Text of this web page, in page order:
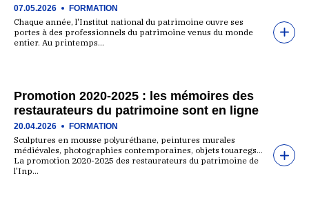
07.05.2026 FORMATION
Chaque année, l'Institut national du patrimoine ouvre ses
portes à des professionnels du patrimoine venus du monde
entier. Au printemps…
Promotion 2020-2025 : les mémoires des
restaurateurs du patrimoine sont en ligne
20.04.2026 FORMATION
Sculptures en mousse polyuréthane, peintures murales
médiévales, photographies contemporaines, objets touaregs…
La promotion 2020-2025 des restaurateurs du patrimoine de
l'Inp…